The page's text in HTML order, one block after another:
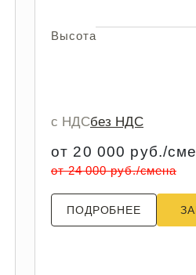
Высота
с НДСбез НДС
от 20 000 руб./
от 24 000 руб./смена
ПОДРОБНЕЕ